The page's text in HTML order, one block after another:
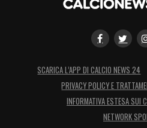
SCARICA L’APP DI CALCIO NEWS 24
PRIVACY POLICY E
INFORMATIVA ESTESA SUI
NETWORK